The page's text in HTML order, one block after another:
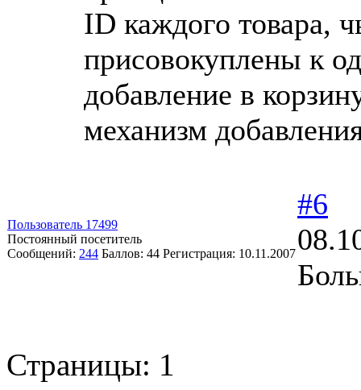
ID каждого товара,
присовокуплены к
добавление в
механизм
Пользователь 17499
Постоянный посетитель
Сообщений: 244 Баллов: 44 Регистрация: 10.11.2007
#6
Страницы: 1